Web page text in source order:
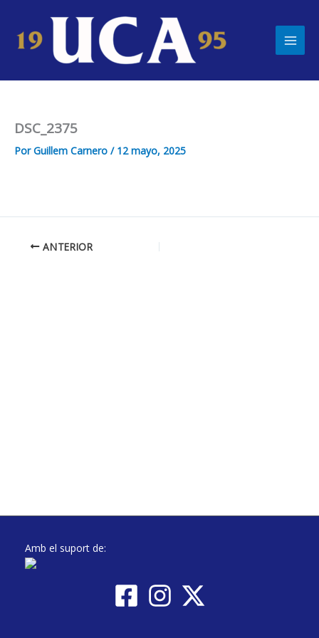
contenido
DSC_2375
PorGuillem Carnero / 12 mayo, 2025
ANTERIOR
Amb el suport de: